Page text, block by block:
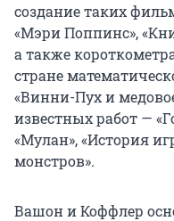
создание таких
«Мэри Поппинс»,
а также
стране
«Винни-Пух и
известных работ —
«Мулан», «История
монстров».
Вашон и Коффлер